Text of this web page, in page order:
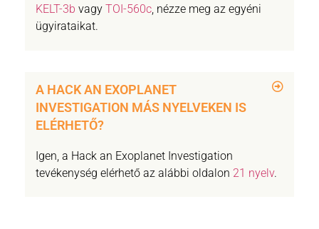
KELT-3b vagy TOI-560c, nézze meg az egyéni
ügyirataikat.
A HACK AN EXOPLANET
INVESTIGATION MÁS NYELVEKEN IS
ELÉRHETŐ?
Igen, a Hack an Exoplanet Investigation
tevékenység elérhető az alábbi oldalon 21 nyelv.